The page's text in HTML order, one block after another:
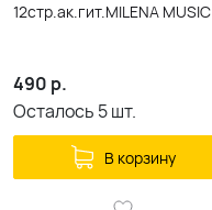
12стр.ак.гит.MILENA MUSIC
490 р.
Осталось 5шт.
В корзину